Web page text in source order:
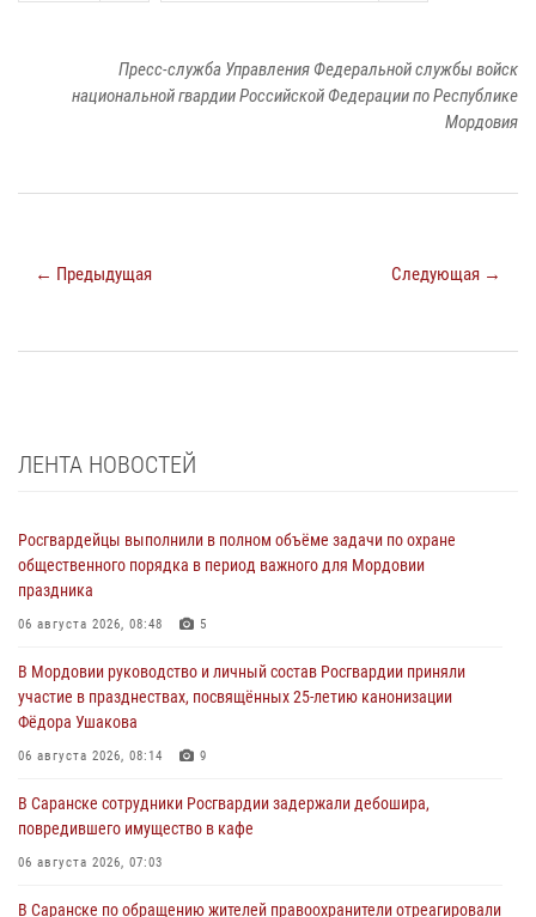
Пресс-служба Управления Федеральной службы войск
национальной гвардии Российской Федерации по Республике
Мордовия
← Предыдущая Следующая →
ЛЕНТА НОВОСТЕЙ
Росгвардейцы выполнили в полном объёме задачи по охране
общественного порядка в период важного для Мордовии
праздника
06 августа 2026, 08:48 5
В Мордовии руководство и личный состав Росгвардии приняли
участие в празднествах, посвящённых 25-летию канонизации
Фёдора Ушакова
06 августа 2026, 08:14 9
В Саранске сотрудники Росгвардии задержали дебошира,
повредившего имущество в кафе
06 августа 2026, 07:03
В Саранске по обращению жителей правоохранители отреагировали